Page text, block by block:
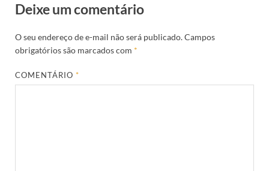
Deixe um comentário
O seu endereço de e-mail não será publicado.Campos
obrigatórios são marcados com *
COMENTÁRIO*